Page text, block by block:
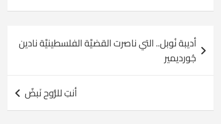
تصفّح
المقالات
أديبة نُوبل.. التي ناصرت القضيَّة الفلسطينيَّة نادين
جُورديمير
أنتِ للرُّوح نَبضٌ